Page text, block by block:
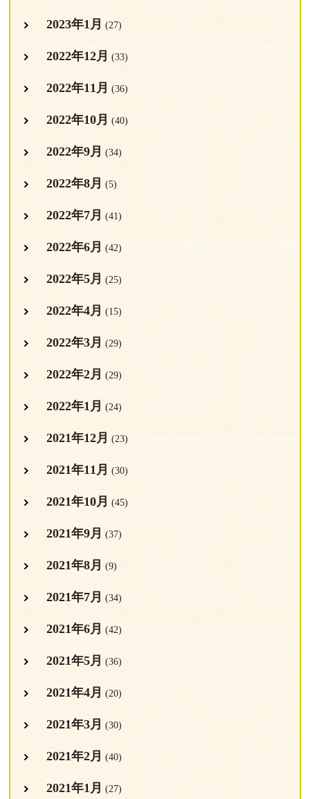
2023年1月 (27)
2022年12月 (33)
2022年11月 (36)
2022年10月 (40)
2022年9月 (34)
2022年8月 (5)
2022年7月 (41)
2022年6月 (42)
2022年5月 (25)
2022年4月 (15)
2022年3月 (29)
2022年2月 (29)
2022年1月 (24)
2021年12月 (23)
2021年11月 (30)
2021年10月 (45)
2021年9月 (37)
2021年8月 (9)
2021年7月 (34)
2021年6月 (42)
2021年5月 (36)
2021年4月 (20)
2021年3月 (30)
2021年2月 (40)
2021年1月 (27)